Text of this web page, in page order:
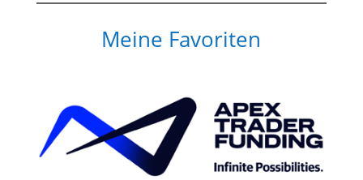
Meine Favoriten